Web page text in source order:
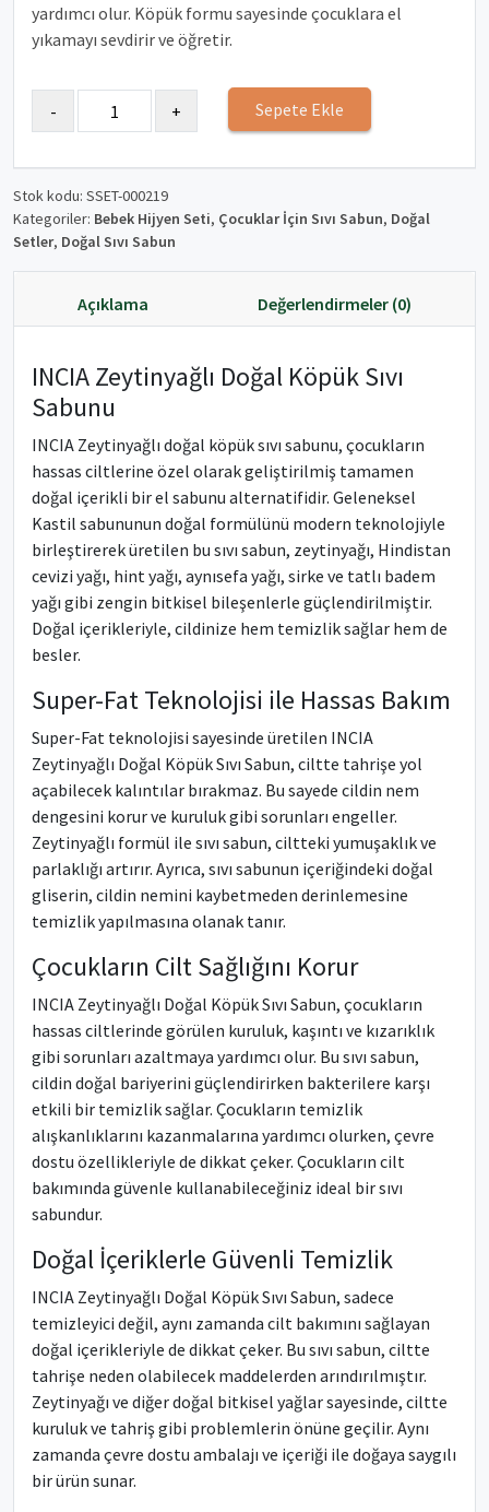
yardımcı olur. Köpük formu sayesinde çocuklara el
yıkamayı sevdirir ve öğretir.
Sepete Ekle
Stok kodu: SSET-000219
Kategoriler: Bebek Hijyen Seti, Çocuklar İçin Sıvı Sabun, Doğal
Setler, Doğal Sıvı Sabun
Açıklama Değerlendirmeler (0)
INCIA Zeytinyağlı Doğal Köpük Sıvı
Sabunu
INCIA Zeytinyağlı doğal köpük sıvı sabunu, çocukların
hassas ciltlerine özel olarak geliştirilmiş tamamen
doğal içerikli bir el sabunu alternatifidir. Geleneksel
Kastil sabununun doğal formülünü modern teknolojiyle
birleştirerek üretilen bu sıvı sabun, zeytinyağı, Hindistan
cevizi yağı, hint yağı, aynısefa yağı, sirke ve tatlı badem
yağı gibi zengin bitkisel bileşenlerle güçlendirilmiştir.
Doğal içerikleriyle, cildinize hem temizlik sağlar hem de
besler.
Super-Fat Teknolojisi ile Hassas Bakım
Super-Fat teknolojisi sayesinde üretilen INCIA
Zeytinyağlı Doğal Köpük Sıvı Sabun, ciltte tahrişe yol
açabilecek kalıntılar bırakmaz. Bu sayede cildin nem
dengesini korur ve kuruluk gibi sorunları engeller.
Zeytinyağlı formül ile sıvı sabun, ciltteki yumuşaklık ve
parlaklığı artırır. Ayrıca, sıvı sabunun içeriğindeki doğal
gliserin, cildin nemini kaybetmeden derinlemesine
temizlik yapılmasına olanak tanır.
Çocukların Cilt Sağlığını Korur
INCIA Zeytinyağlı Doğal Köpük Sıvı Sabun, çocukların
hassas ciltlerinde görülen kuruluk, kaşıntı ve kızarıklık
gibi sorunları azaltmaya yardımcı olur. Bu sıvı sabun,
cildin doğal bariyerini güçlendirirken bakterilere karşı
etkili bir temizlik sağlar. Çocukların temizlik
alışkanlıklarını kazanmalarına yardımcı olurken, çevre
dostu özellikleriyle de dikkat çeker. Çocukların cilt
bakımında güvenle kullanabileceğiniz ideal bir sıvı
sabundur.
Doğal İçeriklerle Güvenli Temizlik
INCIA Zeytinyağlı Doğal Köpük Sıvı Sabun, sadece
temizleyici değil, aynı zamanda cilt bakımını sağlayan
doğal içerikleriyle de dikkat çeker. Bu sıvı sabun, ciltte
tahrişe neden olabilecek maddelerden arındırılmıştır.
Zeytinyağı ve diğer doğal bitkisel yağlar sayesinde, ciltte
kuruluk ve tahriş gibi problemlerin önüne geçilir. Aynı
zamanda çevre dostu ambalajı ve içeriği ile doğaya saygılı
bir ürün sunar.